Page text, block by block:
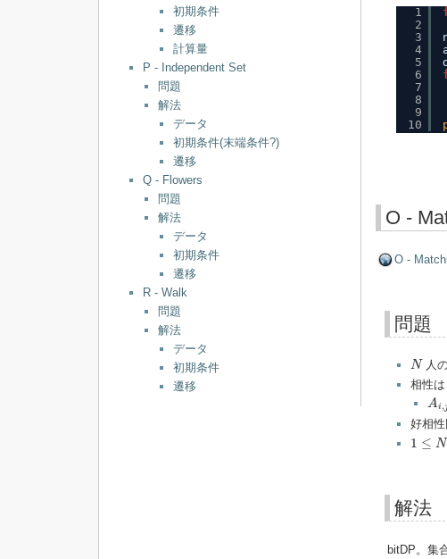
初期条件
遷移
計算量
P - Independent Set
問題
解法
データ
初期条件(末端条件?)
遷移
Q - Flowers
問題
解法
データ
初期条件
遷移
R - Walk
問題
解法
データ
初期条件
遷移
1
2
3
4
5
6
7
8
9
10
O -
O -
問題
N
N 人
相性は
Ai,
A
好相
1 ≤ N
1 N ≤
解法
bitDP。集